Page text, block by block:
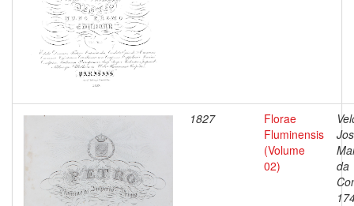
1827
Florae
Fluminensis
(Volume
02)
da